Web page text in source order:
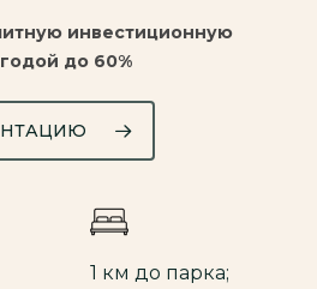
инвестиционную
до 60%
1 км до парка;